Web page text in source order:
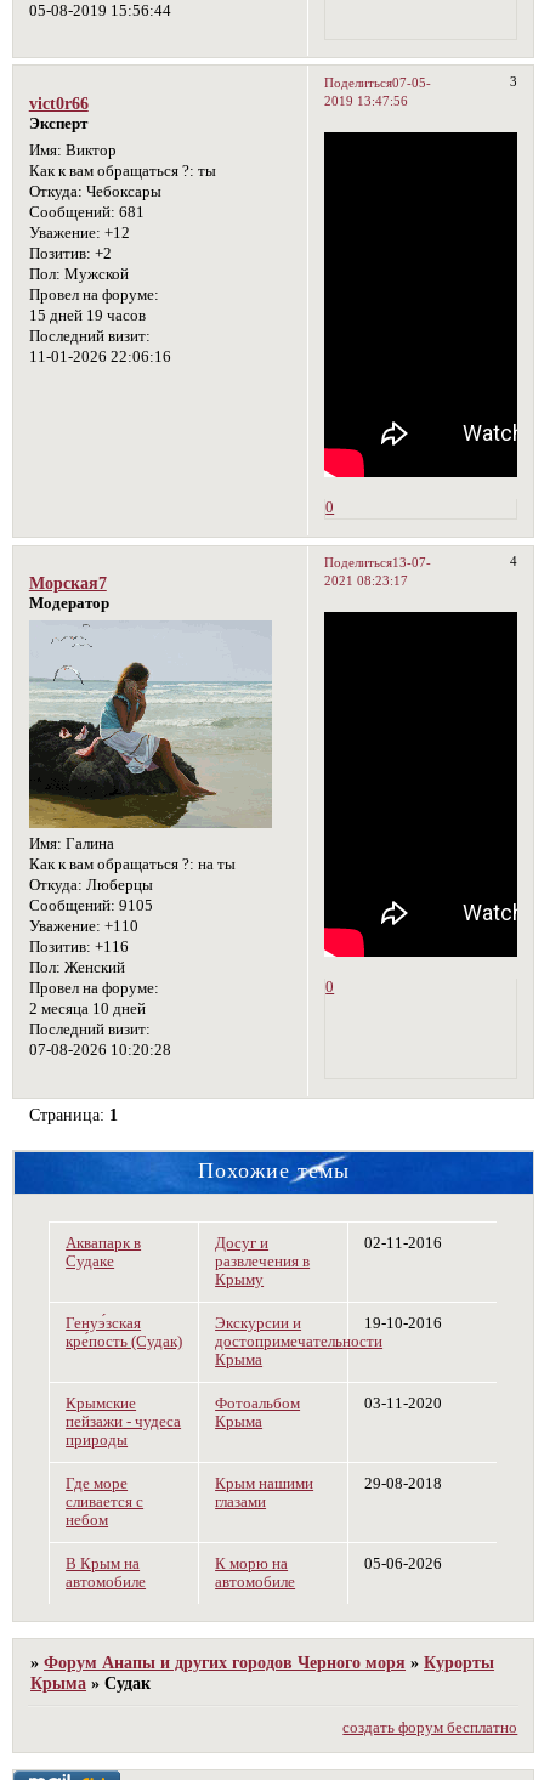
05-08-2019 15:56:44
Поделиться 3
07-05-
2019 13:47:56
vict0r66
Эксперт
Имя: Виктор
Как к вам обращаться ?: ты
Откуда: Чебоксары
Сообщений: 681
Уважение: +12
Позитив: +2
Пол: Мужской
Провел на форуме:
15 дней 19 часов
Последний визит:
11-01-2026 22:06:16
0
Поделиться 4
13-07-
2021 08:23:17
Морская7
Модератор
Имя: Галина
Как к вам обращаться ?: на ты
Откуда: Люберцы
Сообщений: 9105
Уважение: +110
Позитив: +116
Пол: Женский
Провел на форуме:
2 месяца 10 дней
Последний визит:
07-08-2026 10:20:28
0
Страница: 1
Похожие темы
Аквапарк в
Судаке
Досуг и
развлечения в
Крыму
02-11-2016
Генуэ́зская
кре́пость (Судак)
Экскурсии и
достопримечательности
Крыма
19-10-2016
Крымские
пейзажи - чудеса
природы
Фотоальбом
Крыма
03-11-2020
Где море
сливается с
небом
Крым нашими
глазами
29-08-2018
В Крым на
автомобиле
К морю на
автомобиле
05-06-2026
»Форум Анапы и других городов Черного моря »Курорты
Крыма »Судак
создать форум бесплатно